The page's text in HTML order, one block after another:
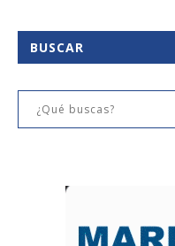
BUSCAR